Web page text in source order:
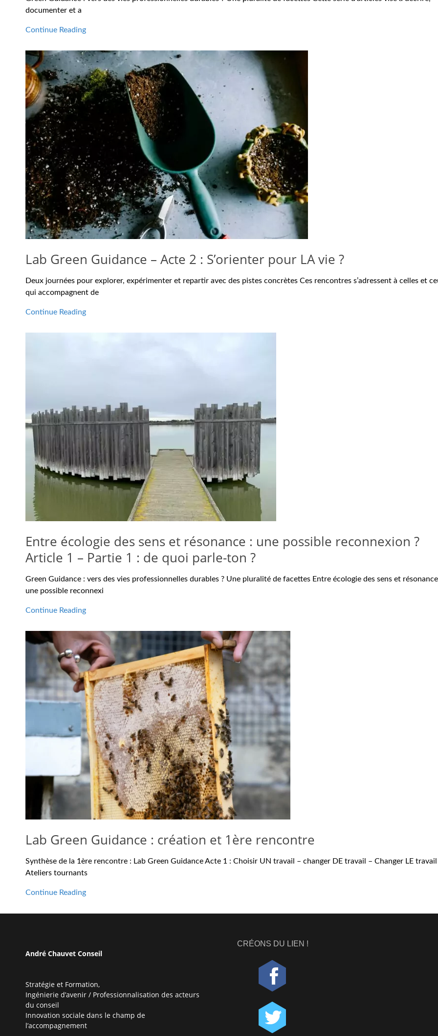
documenter et a
Continue Reading
Lab Green Guidance – Acte 2 : S’orienter pour LA vie ?
Deux journées pour explorer, expérimenter et repartir avec des pistes concrètes Ces rencontres s’adressent à celles et
qui accompagnent de
Continue Reading
Entre écologie des sens et résonance : une possible reconnexion ?
Article 1 – Partie 1 : de quoi parle-ton ?
Green Guidance : vers des vies professionnelles durables ? Une pluralité de facettes Entre écologie des sens et
une possible reconnexi
Continue Reading
Lab Green Guidance : création et 1ère rencontre
Synthèse de la 1ère rencontre : Lab Green Guidance Acte 1 : Choisir UN travail – changer DE travail – Changer LE travail
Ateliers tournants
Continue Reading
André Chauvet Conseil
Stratégie et Formation,
Ingénierie d’avenir / Professionnalisation des acteurs
du conseil
Innovation sociale dans le champ de
l’accompagnement
CRÉONS DU LIEN !